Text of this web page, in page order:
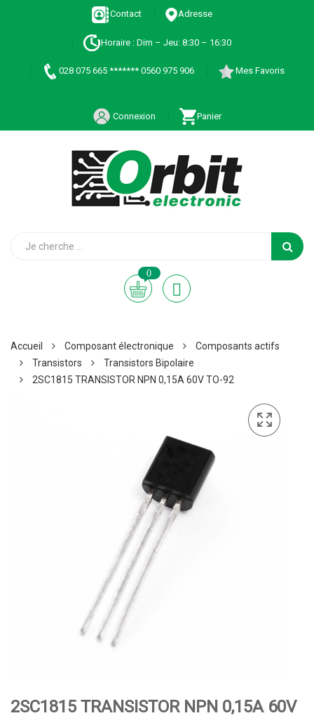
Contact Adresse
Horaire : Dim – Jeu: 8:30 – 16:30
028 075 665 ******* 0560 975 906 Mes Favoris
Connexion Panier
0
Accueil Composant électronique
Composants actifs
Transistors
Transistors Bipolaire
2SC1815 TRANSISTOR NPN 0,15A 60V TO-92
2SC1815 TRANSISTOR NPN 0,15A 60V